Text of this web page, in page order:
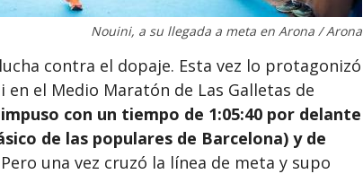
Nouini, a su llegada a meta en Arona / Arona
contra el dopaje. Esta vez lo protagonizó
el Medio Maratón de Las Galletas de
con un tiempo de 1:05:40 por delante
de las populares de Barcelona) y de
una vez cruzó la línea de meta y supo